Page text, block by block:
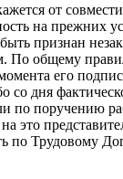
от
на прежних
признан
По общему
его
со дня
по поручению
это
по Трудовому